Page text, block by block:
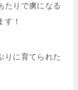
たりで虜になる
す！
りに育てられた